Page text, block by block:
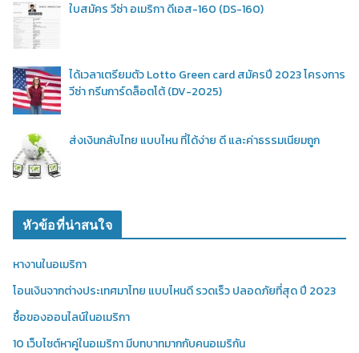
ใบสมัคร วีซ่า อเมริกา ดีเอส-160 (DS-160)
ได้เวลาเตรียมตัว Lotto Green card สมัครปี 2023 โครงการ
วีซ่า กรีนการ์ดล็อตโต้ (DV-2025)
ส่งเงินกลับไทย แบบไหน ที่ได้ง่าย ดี และค่าธรรมเนียมถูก
หัวข้อที่น่าสนใจ
หางานในอเมริกา
โอนเงินจากต่างประเทศมาไทย แบบไหนดี รวดเร็ว ปลอดภัยที่สุด ปี 2023
ซื้อของออนไลน์ในอเมริกา
10 เว็บไซต์หาคู่ในอเมริกา มีบทบาทมากกับคนอเมริกัน